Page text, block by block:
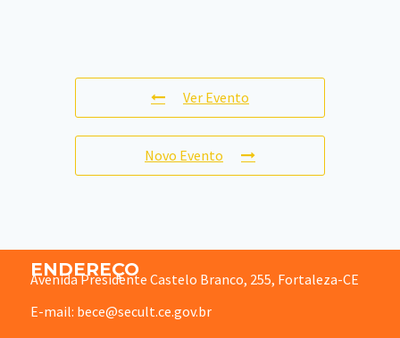
Ver Evento
Novo Evento
ENDEREÇO
Avenida Presidente Castelo Branco, 255, Fortaleza-CE
E-mail: bece@secult.ce.gov.br